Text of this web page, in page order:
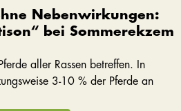
Nebenwirkungen:
bei Sommerekzem
aller Rassen betreffen. In
3-10 % der Pferde an